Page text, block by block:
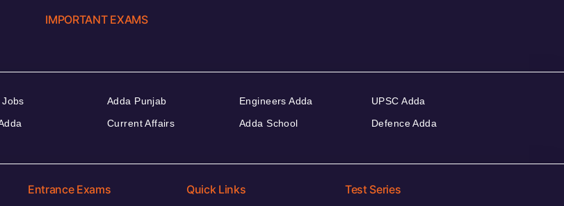
IMPORTANT EXAMS
Adda Punjab
Current Affairs
Engineers Adda
Adda School
UPSC Adda
Defence Adda
Entrance Exams Quick Links Test Series